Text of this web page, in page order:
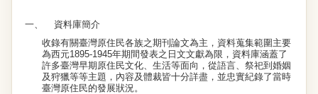
一、
資料庫簡介
收錄有關臺灣原住民各族之期刊論文為主，資料蒐集範圍主要
為西元1895-1945年期間發表之日文文獻為限，資料庫涵蓋了
許多臺灣早期原住民文化、生活等面向，從語言、祭祀到婚姻
及狩獵等等主題，內容及體裁皆十分詳盡，並忠實紀錄了當時
臺灣原住民的發展狀況。